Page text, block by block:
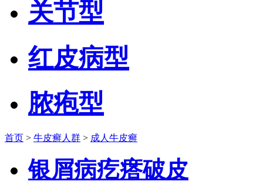
关节型
红皮病型
脓疱型
首页 > 牛皮癣人群 > 成人牛皮癣
银屑病疙瘩破皮